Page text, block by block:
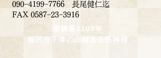
090−4199−7766 長尾健仁迄
​FAX 0587−23−3916
御鎮座1100年
稲沢市下津の由緒ある氏神様